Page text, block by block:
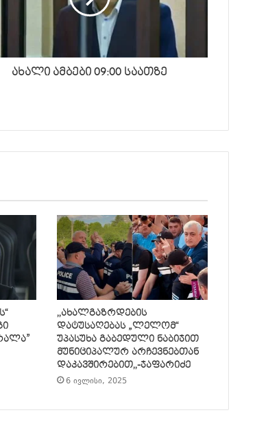
ახალი ამბები 09:00 საათზე
,,ახალგაზრდების
დატუსაღებას „ლელომ“
უპასუხა გაბედული ნაბიჯით
მუნიციპალურ არჩევნებთან
დაკავშირებით,,-ჯაფარიძე
6 ივლისი, 2025